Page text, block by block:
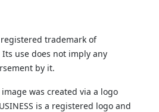
registered trademark of
Its use does not imply any
by it.
image was created via a logo
is a registered logo and